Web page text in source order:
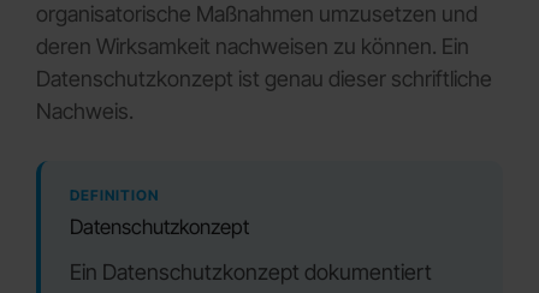
organisatorische Maßnahmen umzusetzen und
deren Wirksamkeit nachweisen zu können. Ein
Datenschutzkonzept ist genau dieser schriftliche
Nachweis.
DEFINITION
Datenschutzkonzept
Ein Datenschutzkonzept dokumentiert